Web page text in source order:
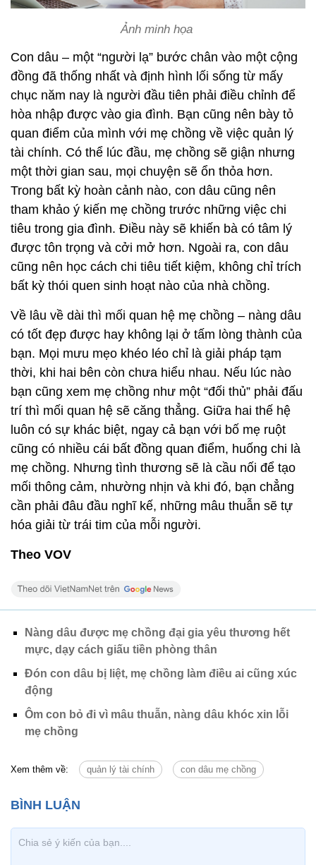
Ảnh minh họa
Con dâu – một “người lạ” bước chân vào một cộng
đồng đã thống nhất và định hình lối sống từ mấy
chục năm nay là người đầu tiên phải điều chỉnh để
hòa nhập được vào gia đình. Bạn cũng nên bày tỏ
quan điểm của mình với mẹ chồng về việc quản lý
tài chính. Có thể lúc đầu, mẹ chồng sẽ giận nhưng
một thời gian sau, mọi chuyện sẽ ổn thỏa hơn.
Trong bất kỳ hoàn cảnh nào, con dâu cũng nên
tham khảo ý kiến mẹ chồng trước những việc chi
tiêu trong gia đình. Điều này sẽ khiến bà có tâm lý
được tôn trọng và cởi mở hơn. Ngoài ra, con dâu
cũng nên học cách chi tiêu tiết kiệm, không chỉ trích
bất kỳ thói quen sinh hoạt nào của nhà chồng.
Về lâu về dài thì mối quan hệ mẹ chồng – nàng dâu
có tốt đẹp được hay không lại ở tấm lòng thành của
bạn. Mọi mưu mẹo khéo léo chỉ là giải pháp tạm
thời, khi hai bên còn chưa hiểu nhau. Nếu lúc nào
bạn cũng xem mẹ chồng như một “đối thủ” phải đấu
trí thì mối quan hệ sẽ căng thẳng. Giữa hai thế hệ
luôn có sự khác biệt, ngay cả bạn với bố mẹ ruột
cũng có nhiều cái bất đồng quan điểm, huống chi là
mẹ chồng. Nhưng tình thương sẽ là cầu nối để tạo
mối thông cảm, nhường nhịn và khi đó, bạn chẳng
cần phải đâu đầu nghĩ kế, những mâu thuẫn sẽ tự
hóa giải từ trái tim của mỗi người.
Theo VOV
Nàng dâu được mẹ chồng đại gia yêu thương hết
mực, dạy cách giấu tiền phòng thân
Đón con dâu bị liệt, mẹ chồng làm điều ai cũng xúc
động
Ôm con bỏ đi vì mâu thuẫn, nàng dâu khóc xin lỗi
mẹ chồng
Xem thêm về: quản lý tài chính con dâu mẹ chồng